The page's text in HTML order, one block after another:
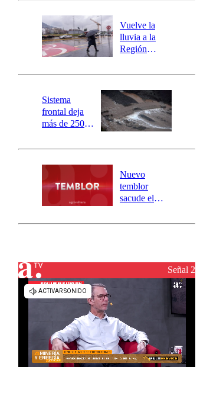
río Damas:
activa
mensajería
SAE
Vuelve la
lluvia a la
Región
este es el
la DMC para
este viernes
Sistema
frontal deja
más de 250
y 317
aisladas entre
Valparaíso y
Los Ríos
Nuevo
temblor
sacude el
revisa la
Señal 2